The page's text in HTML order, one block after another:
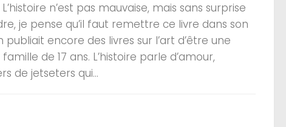
n’est pas mauvaise, mais sans surprise
je pense qu’il faut remettre ce livre dans son
encore des livres sur l’art d’être une
de 17 ans. L’histoire parle d’amour,
de jetseters qui...